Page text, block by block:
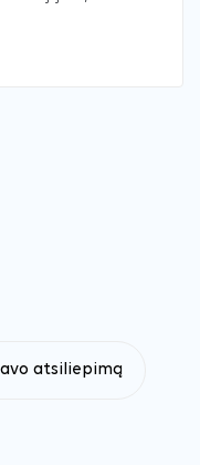
atsiliepimą